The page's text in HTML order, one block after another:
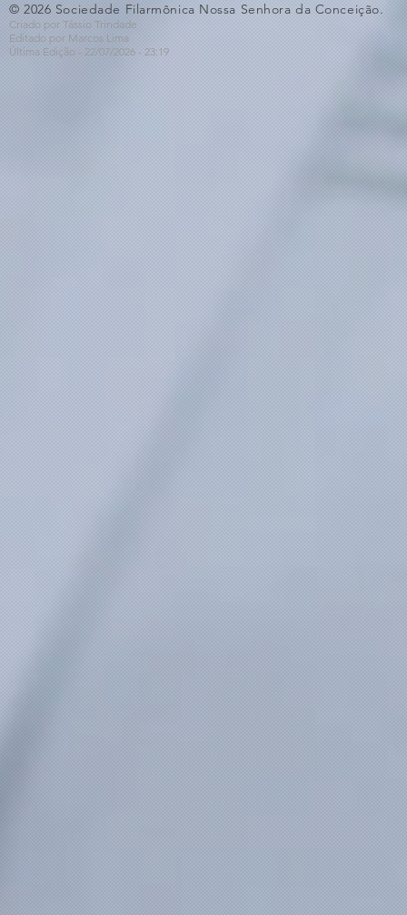
© 2026 Sociedade Filarmônica Nossa Senhora da Conceição.
Criado por Tássio Trindade
Editado por Marcos Lima
Última Edição - 22/07/2026- 23:19